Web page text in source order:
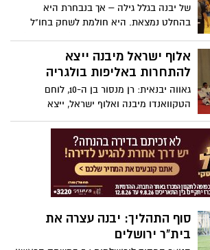
של יבנה בגלל גילה – אך בנבחרת היא
בהחלט נמצאת. היא חולמת לשחק בחו"ל
ומעריצה שחקנית מיוחדת
אלוף ישראל מיבנה ייצא
להתחרות באליפות בולגריה
גאווה יבנאית: רן מנסור בן ה-10, לוחם
הטקוואנדו מיבנה ואלוף ישראל, ייצא
להשתתף כחלק ממשלחת ישראלית באליפות
בולגריה הפתוחה שתערך בחודש מרץ
סוף התהליך: יבנה עצרה את
בית"ר ירושלים